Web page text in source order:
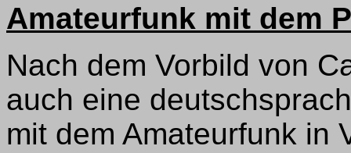
Amateurfunk mit dem
Nach dem Vorbild von
auch eine
mit dem Amateurfunk in